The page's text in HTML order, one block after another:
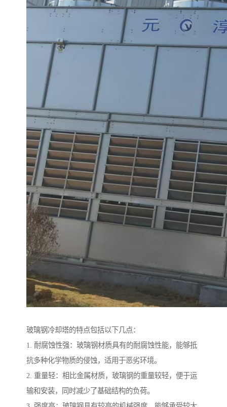
玻璃钢冷却塔的特点包括以下几点：
1. 耐腐蚀性强：玻璃钢材质具有的耐腐蚀性能，能够抵
抗多种化学物质的侵蚀，适用于恶劣环境。
2. 重量轻：相比金属材质，玻璃钢的重量较轻，便于运
输和安装，同时减少了基础结构的负荷。